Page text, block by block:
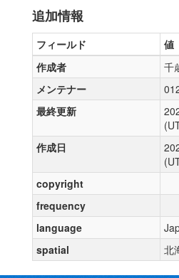
追加情報
フィールド
値
作成者
千
メンテナー
最終更新
作成日
copyright
frequency
language
spatial
北